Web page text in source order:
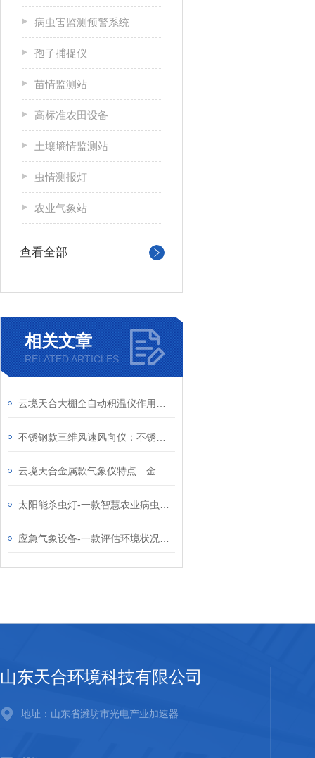
病虫害监测预警系统
孢子捕捉仪
苗情监测站
高标准农田设备
土壤墒情监测站
虫情测报灯
农业气象站
查看全部
相关文章
RELATED ARTICLES
山东天合环境科技有限公司
地址：山东省潍坊市光电产业加速器